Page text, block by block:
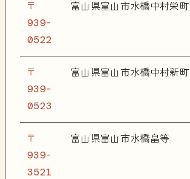
〒
939-
0522
富山県富山市水橋中村栄町
〒
939-
0523
富山県富山市水橋中村新町
〒
939-
3521
富山県富山市水橋畠等